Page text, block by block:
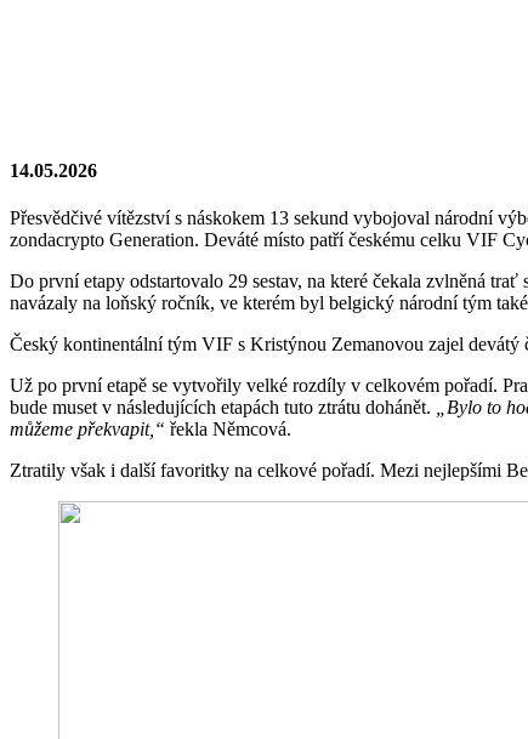
14.05.2026
Přesvědčivé vítězství s náskokem 13 sekund vybojoval národní
zondacrypto Generation. Deváté místo patří českému celku VIF
Do první etapy odstartovalo 29 sestav, na které čekala zvlněná
navázaly na loňský ročník, ve kterém byl belgický národní tým
Český kontinentální tým VIF s Kristýnou Zemanovou zajel
Už po první etapě se vytvořily velké rozdíly v celkovém pořadí.
bude muset v následujících etapách tuto ztrátu dohánět.
„Bylo to
můžeme překvapit,“ řekla Němcová.
Ztratily však i další favoritky na celkové pořadí. Mezi nejlepšími